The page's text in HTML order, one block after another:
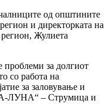
од општините
и директорката на
регион, Жулиета
проблеми за долгиот
со работа на
за заловување и
ЛУНА“ – Струмица и